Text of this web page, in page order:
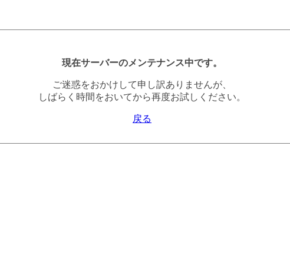
現在サーバーのメンテナンス中です。
ご迷惑をおかけして申し訳ありませんが、
しばらく時間をおいてから再度お試しください。
戻る